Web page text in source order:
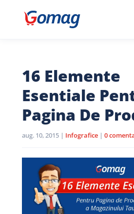
16 Elemente
Esentiale
Pagina De
aug. 10, 2015| Infografice| 0